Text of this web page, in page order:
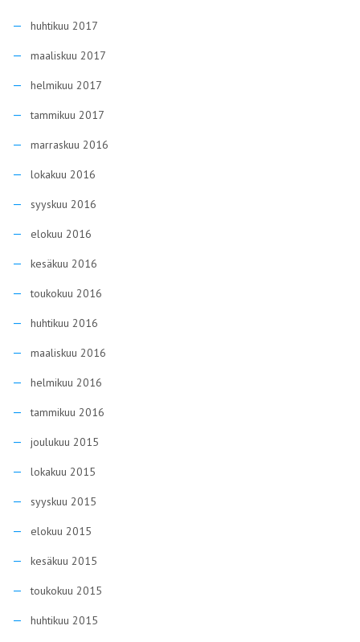
huhtikuu 2017
maaliskuu 2017
helmikuu 2017
tammikuu 2017
marraskuu 2016
lokakuu 2016
syyskuu 2016
elokuu 2016
kesäkuu 2016
toukokuu 2016
huhtikuu 2016
maaliskuu 2016
helmikuu 2016
tammikuu 2016
joulukuu 2015
lokakuu 2015
syyskuu 2015
elokuu 2015
kesäkuu 2015
toukokuu 2015
huhtikuu 2015